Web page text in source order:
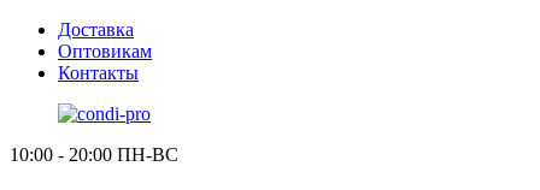
Доставка
Оптовикам
Контакты
10:00 - 20:00 ПН-ВС